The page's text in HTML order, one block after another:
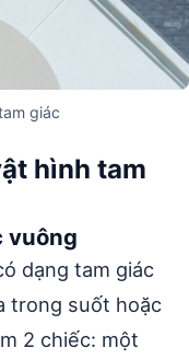
giác
hình tam
vuông
dạng tam giác
trong suốt hoặc
2 chiếc: một